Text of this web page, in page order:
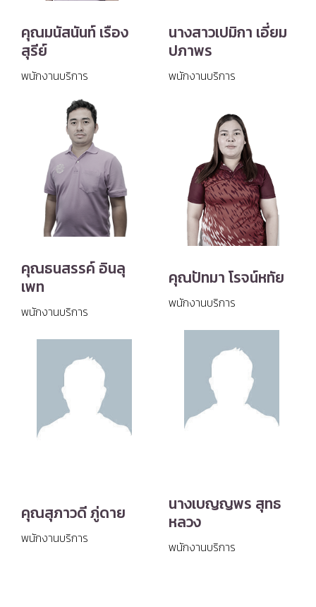
คุณมนัสนันท์ เรือง
สุรีย์
พนักงานบริการ
นางสาวเปมิกา เอี่ยม
ปภาพร
พนักงานบริการ
คุณธนสรรค์ อินลุ
เพท
พนักงานบริการ
คุณปัทมา โรจน์หทัย
พนักงานบริการ
คุณสุภาวดี ภู่ดาย
พนักงานบริการ
นางเบญญพร สุทธ
หลวง
พนักงานบริการ